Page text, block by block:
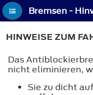
HINWEISE ZUM
Das
nicht eliminieren,
Sie zu dicht